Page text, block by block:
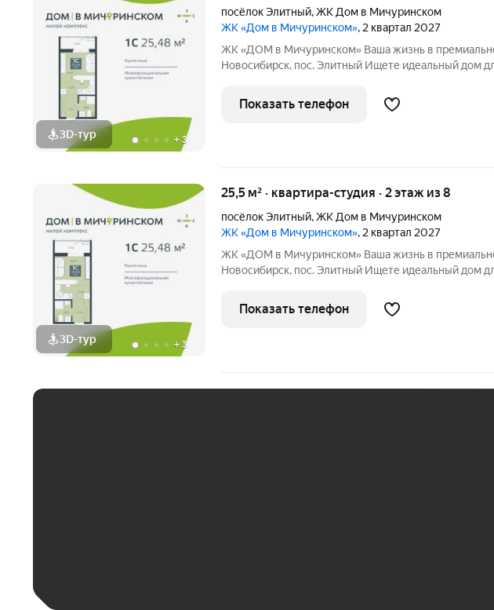
3D-тур + 3
посёлок Элитный,ЖК Дом в Мичуринском
ЖК «Дом в Мичуринском», 2 квартал 2027
ЖК «ДОМ в Мичуринском» Ваша жизнь в премиальном формате
Новосибирск, пос. Элитный Ищете идеальный дом для семьи? Наш
Элитный. Зелёная, тихая и перспективная локация с
транспортной
Показать телефон
3D-тур + 3
25,5 м² · квартира-студия · 2 этаж из 8
посёлок Элитный,ЖК Дом в Мичуринском
ЖК «Дом в Мичуринском», 2 квартал 2027
ЖК «ДОМ в Мичуринском» Ваша жизнь в премиальном формате
Новосибирск, пос. Элитный Ищете идеальный дом для семьи? Наш
Элитный. Зелёная, тихая и перспективная локация с
транспортной
Показать телефон